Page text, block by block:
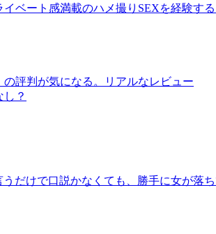
ベート感満載のハメ撮りSEXを経験す
評判が気になる。リアルなレビュー
？
だけで口説かなくても、勝手に女が落